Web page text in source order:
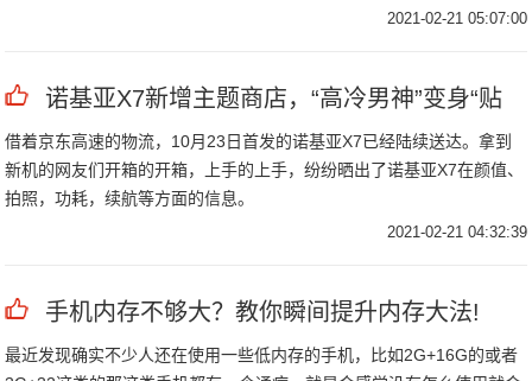
2021-02-21 05:07:00
诺基亚X7新增主题商店，“高冷男神”变身“贴
借着京东高速的物流，10月23日首发的诺基亚X7已经陆续送达。拿到
新机的网友们开箱的开箱，上手的上手，纷纷晒出了诺基亚X7在颜值、
拍照，功耗，续航等方面的信息。
2021-02-21 04:32:39
手机内存不够大？教你瞬间提升内存大法!
最近发现确实不少人还在使用一些低内存的手机，比如2G+16G的或者